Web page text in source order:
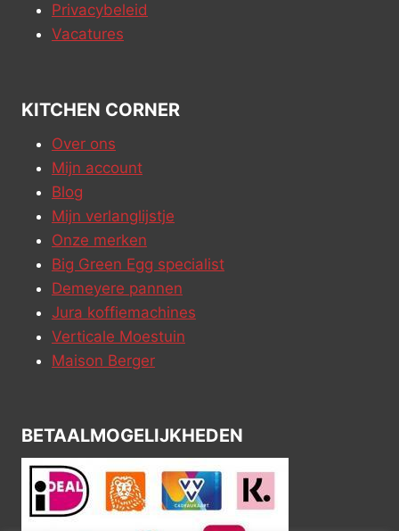
Privacybeleid
Vacatures
KITCHEN CORNER
Over ons
Mijn account
Blog
Mijn verlanglijstje
Onze merken
Big Green Egg specialist
Demeyere pannen
Jura koffiemachines
Verticale Moestuin
Maison Berger
BETAALMOGELIJKHEDEN